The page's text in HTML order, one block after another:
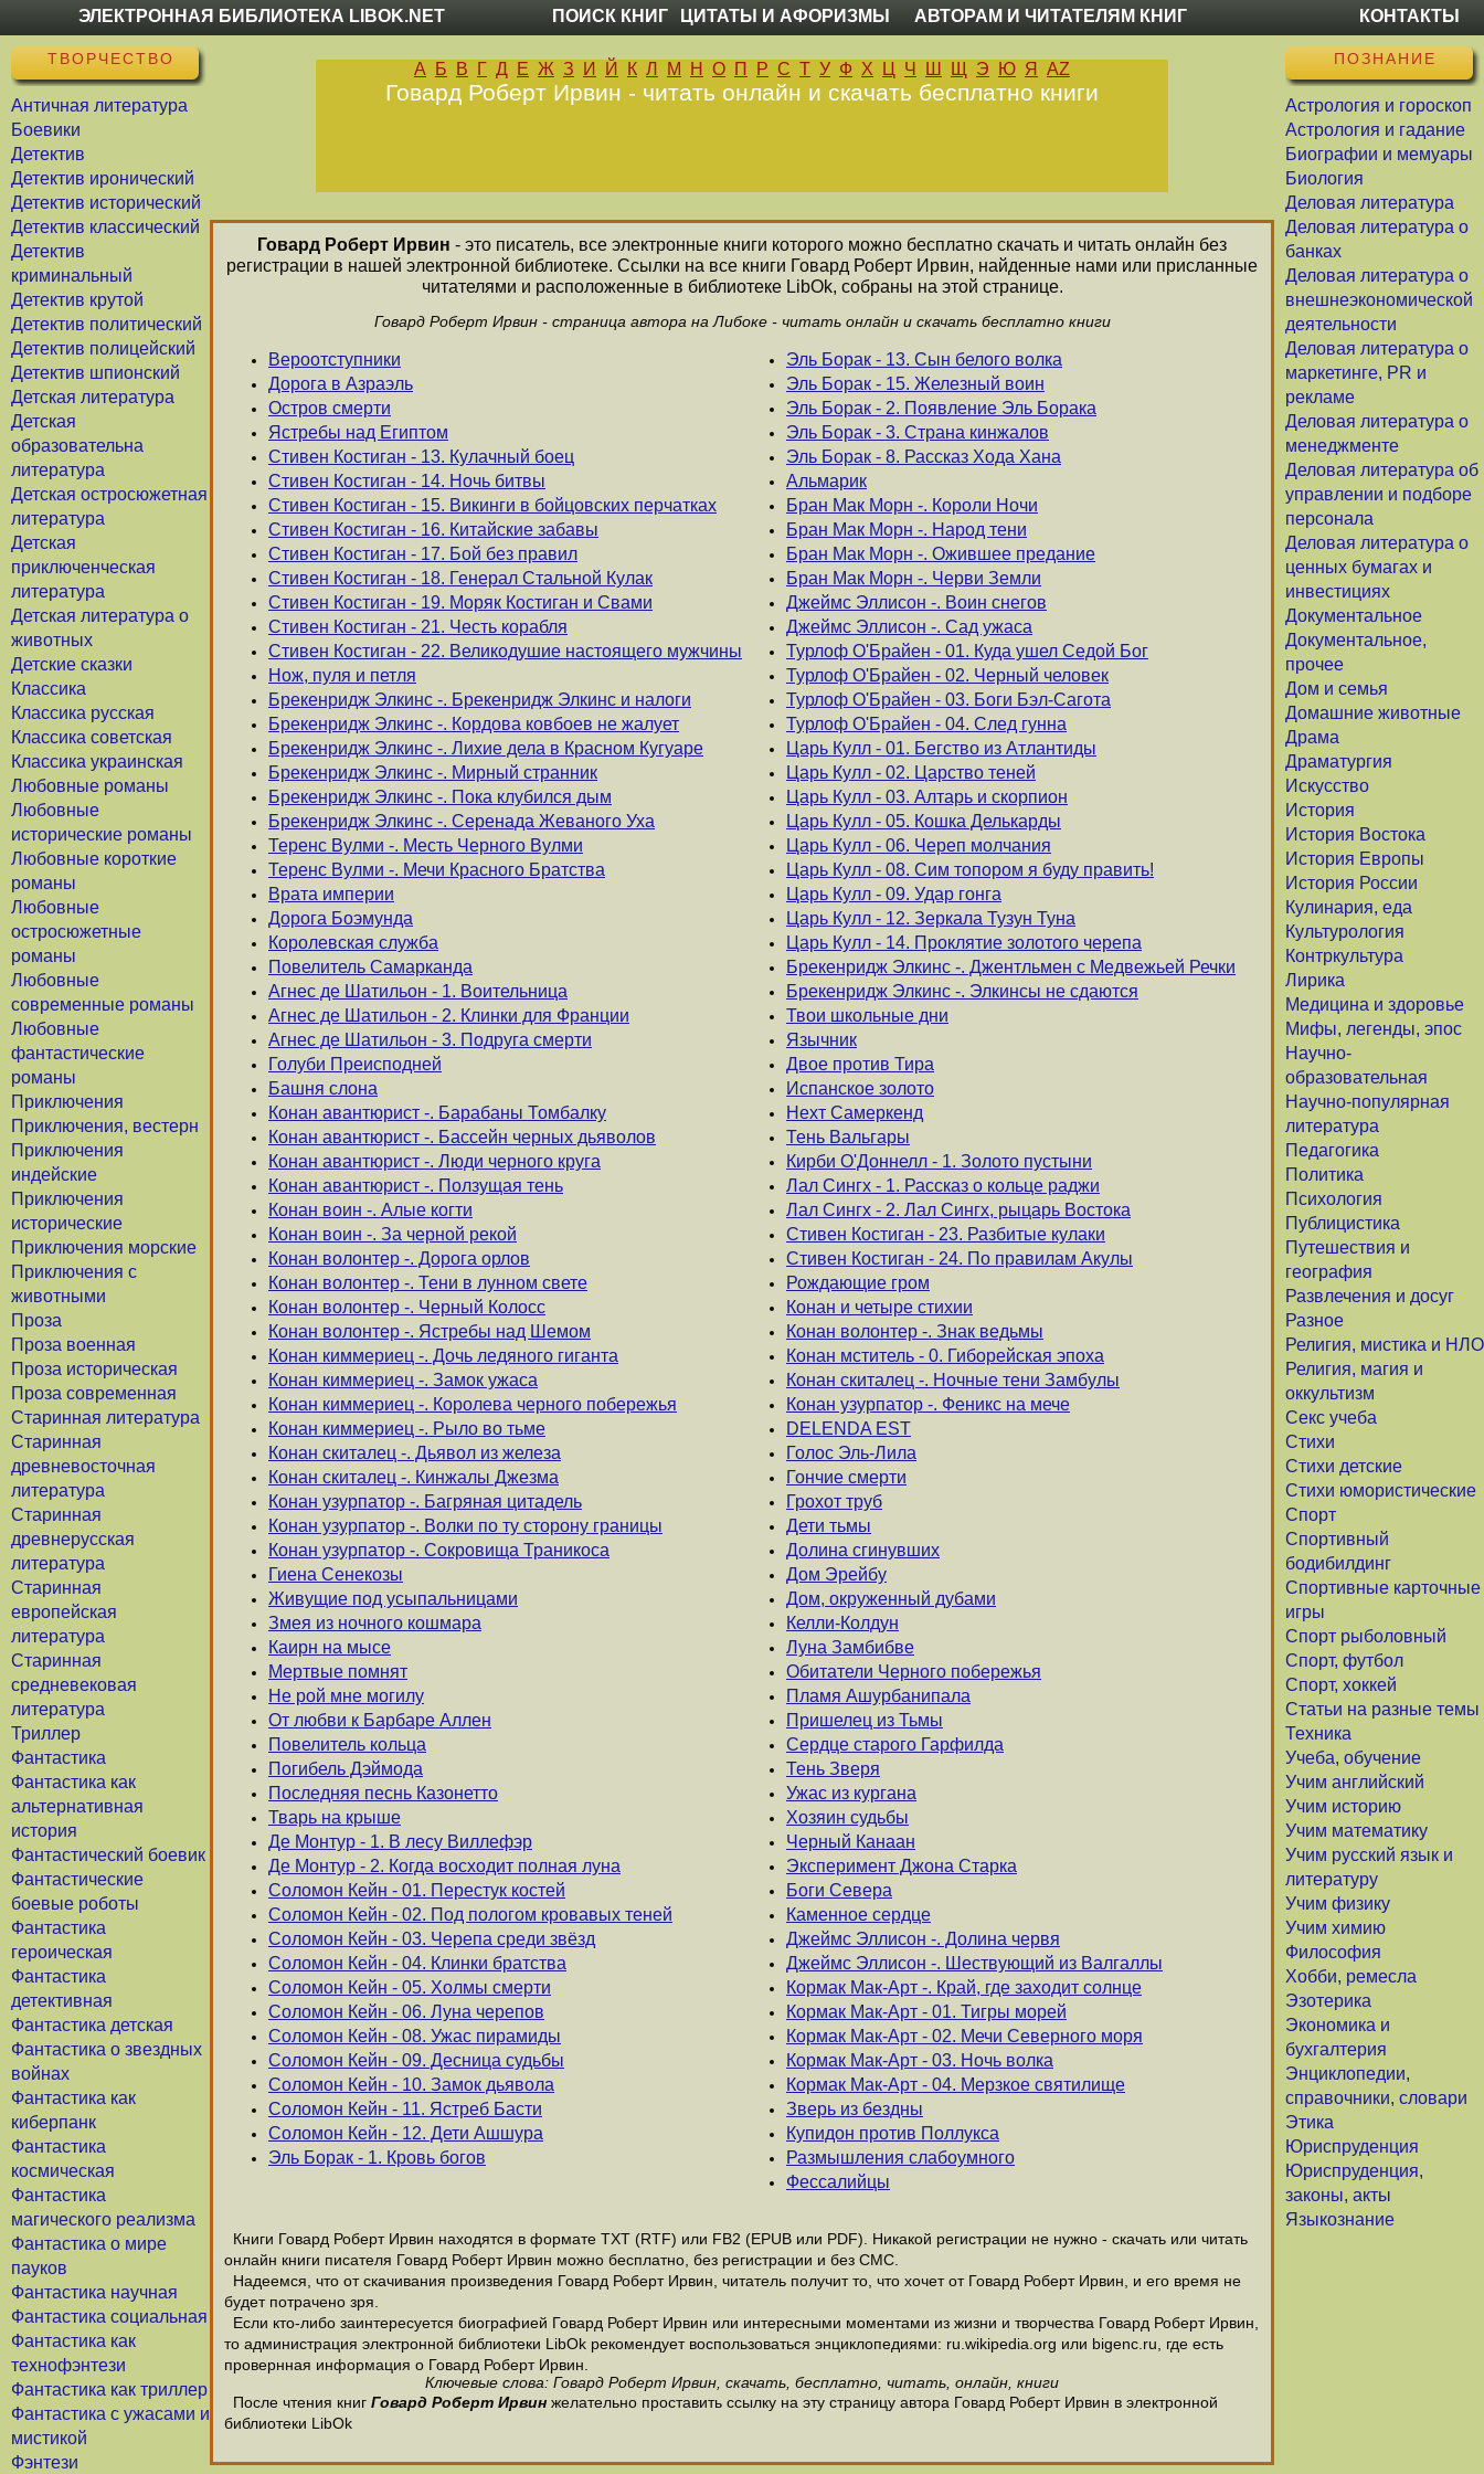
ЭЛЕКТРОННАЯ БИБЛИОТЕКА LIBOK.NET ПОИСК КНИГ ЦИТАТЫ И АФОРИЗМЫ АВТОРАМ И ЧИТАТЕЛЯМ КНИГ КОНТАКТЫ
ТВОРЧЕСТВО
Античная литература
Боевики
Детектив
Детектив иронический
Детектив исторический
Детектив классический
Детектив
криминальный
Детектив крутой
Детектив политический
Детектив полицейский
Детектив шпионский
Детская литература
Детская
образовательна
литература
Детская остросюжетная
литература
Детская
приключенческая
литература
Детская литература о
животных
Детские сказки
Классика
Классика русская
Классика советская
Классика украинская
Любовные романы
Любовные
исторические романы
Любовные короткие
романы
Любовные
остросюжетные
романы
Любовные
современные романы
Любовные
фантастические
романы
Приключения
Приключения, вестерн
Приключения
индейские
Приключения
исторические
Приключения морские
Приключения с
животными
Проза
Проза военная
Проза историческая
Проза современная
Старинная литература
Старинная
древневосточная
литература
Старинная
древнерусская
литература
Старинная
европейская
литература
Старинная
средневековая
литература
Триллер
Фантастика
Фантастика как
альтернативная
история
Фантастический боевик
Фантастические
боевые роботы
Фантастика
героическая
Фантастика
детективная
Фантастика детская
Фантастика о звездных
войнах
Фантастика как
киберпанк
Фантастика
космическая
Фантастика
магического реализма
Фантастика о мире
пауков
Фантастика научная
Фантастика социальная
Фантастика как
технофэнтези
Фантастика как триллер
Фантастика с ужасами и
мистикой
Фэнтези
ПОЗНАНИЕ
Астрология и гороскоп
Астрология и гадание
Биографии и мемуары
Биология
Деловая литература
Деловая литература о
банках
Деловая литература о
внешнеэкономической
деятельности
Деловая литература о
маркетинге, PR и
рекламе
Деловая литература о
менеджменте
Деловая литература об
управлении и подборе
персонала
Деловая литература о
ценных бумагах и
инвестициях
Документальное
Документальное,
прочее
Дом и семья
Домашние животные
Драма
Драматургия
Искусство
История
История Востока
История Европы
История России
Кулинария, еда
Культурология
Контркультура
Лирика
Медицина и здоровье
Мифы, легенды, эпос
Научно-
образовательная
Научно-популярная
литература
Педагогика
Политика
Психология
Публицистика
Путешествия и
география
Развлечения и досуг
Разное
Религия, мистика и НЛО
Религия, магия и
оккультизм
Секс учеба
Стихи
Стихи детские
Стихи юмористические
Спорт
Спортивный
бодибилдинг
Спортивные карточные
игры
Спорт рыболовный
Спорт, футбол
Спорт, хоккей
Статьи на разные темы
Техника
Учеба, обучение
Учим английский
Учим историю
Учим математику
Учим русский язык и
литературу
Учим физику
Учим химию
Философия
Хобби, ремесла
Эзотерика
Экономика и
бухгалтерия
Энциклопедии,
справочники, словари
Этика
Юриспруденция
Юриспруденция,
законы, акты
Языкознание
А Б В Г Д Е Ж З И Й К Л М Н О П Р С Т У Ф Х Ц Ч Ш Щ Э Ю Я AZ
Говард Роберт Ирвин - читать онлайн и скачать бесплатно книги
Говард Роберт Ирвин - это писатель, все электронные книги которого можно бесплатно скачать и читать онлайн без
регистрации в нашей электронной библиотеке. Ссылки на все книги Говард Роберт Ирвин, найденные нами или присланные
читателями и расположенные в библиотеке LibOk, собраны на этой странице.
Говард Роберт Ирвин - страница автора на Либоке - читать онлайн и скачать бесплатно книги
Вероотступники
Дорога в Азраэль
Остров смерти
Ястребы над Египтом
Стивен Костиган - 13. Кулачный боец
Стивен Костиган - 14. Ночь битвы
Стивен Костиган - 15. Викинги в бойцовских перчатках
Стивен Костиган - 16. Китайские забавы
Стивен Костиган - 17. Бой без правил
Стивен Костиган - 18. Генерал Стальной Кулак
Стивен Костиган - 19. Моряк Костиган и Свами
Стивен Костиган - 21. Честь корабля
Стивен Костиган - 22. Великодушие настоящего мужчины
Нож, пуля и петля
Брекенридж Элкинс -. Брекенридж Элкинс и налоги
Брекенридж Элкинс -. Кордова ковбоев не жалует
Брекенридж Элкинс -. Лихие дела в Красном Кугуаре
Брекенридж Элкинс -. Мирный странник
Брекенридж Элкинс -. Пока клубился дым
Брекенридж Элкинс -. Серенада Жеваного Уха
Теренс Вулми -. Месть Черного Вулми
Теренс Вулми -. Мечи Красного Братства
Врата империи
Дорога Боэмунда
Королевская служба
Повелитель Самарканда
Агнес де Шатильон - 1. Воительница
Агнес де Шатильон - 2. Клинки для Франции
Агнес де Шатильон - 3. Подруга смерти
Голуби Преисподней
Башня слона
Конан авантюрист -. Барабаны Томбалку
Конан авантюрист -. Бассейн черных дьяволов
Конан авантюрист -. Люди черного круга
Конан авантюрист -. Ползущая тень
Конан воин -. Алые когти
Конан воин -. За черной рекой
Конан волонтер -. Дорога орлов
Конан волонтер -. Тени в лунном свете
Конан волонтер -. Черный Колосс
Конан волонтер -. Ястребы над Шемом
Конан киммериец -. Дочь ледяного гиганта
Конан киммериец -. Замок ужаса
Конан киммериец -. Королева черного побережья
Конан киммериец -. Рыло во тьме
Конан скиталец -. Дьявол из железа
Конан скиталец -. Кинжалы Джезма
Конан узурпатор -. Багряная цитадель
Конан узурпатор -. Волки по ту сторону границы
Конан узурпатор -. Сокровища Траникоса
Гиена Сенекозы
Живущие под усыпальницами
Змея из ночного кошмара
Каирн на мысе
Мертвые помнят
Не рой мне могилу
От любви к Барбаре Аллен
Повелитель кольца
Погибель Дэймода
Последняя песнь Казонетто
Тварь на крыше
Де Монтур - 1. В лесу Виллефэр
Де Монтур - 2. Когда восходит полная луна
Соломон Кейн - 01. Перестук костей
Соломон Кейн - 02. Под пологом кровавых теней
Соломон Кейн - 03. Черепа среди звёзд
Соломон Кейн - 04. Клинки братства
Соломон Кейн - 05. Холмы смерти
Соломон Кейн - 06. Луна черепов
Соломон Кейн - 08. Ужас пирамиды
Соломон Кейн - 09. Десница судьбы
Соломон Кейн - 10. Замок дьявола
Соломон Кейн - 11. Ястреб Басти
Соломон Кейн - 12. Дети Ашшура
Эль Борак - 1. Кровь богов
Эль Борак - 13. Сын белого волка
Эль Борак - 15. Железный воин
Эль Борак - 2. Появление Эль Борака
Эль Борак - 3. Страна кинжалов
Эль Борак - 8. Рассказ Хода Хана
Альмарик
Бран Мак Морн -. Короли Ночи
Бран Мак Морн -. Народ тени
Бран Мак Морн -. Ожившее предание
Бран Мак Морн -. Черви Земли
Джеймс Эллисон -. Воин снегов
Джеймс Эллисон -. Сад ужаса
Турлоф О'Брайен - 01. Куда ушел Седой Бог
Турлоф О'Брайен - 02. Черный человек
Турлоф О'Брайен - 03. Боги Бэл-Сагота
Турлоф О'Брайен - 04. След гунна
Царь Кулл - 01. Бегство из Атлантиды
Царь Кулл - 02. Царство теней
Царь Кулл - 03. Алтарь и скорпион
Царь Кулл - 05. Кошка Делькарды
Царь Кулл - 06. Череп молчания
Царь Кулл - 08. Сим топором я буду править!
Царь Кулл - 09. Удар гонга
Царь Кулл - 12. Зеркала Тузун Туна
Царь Кулл - 14. Проклятие золотого черепа
Брекенридж Элкинс -. Джентльмен с Медвежьей Речки
Брекенридж Элкинс -. Элкинсы не сдаются
Твои школьные дни
Язычник
Двое против Тира
Испанское золото
Нехт Самеркенд
Тень Вальгары
Кирби О'Доннелл - 1. Золото пустыни
Лал Сингх - 1. Рассказ о кольце раджи
Лал Сингх - 2. Лал Сингх, рыцарь Востока
Стивен Костиган - 23. Разбитые кулаки
Стивен Костиган - 24. По правилам Акулы
Рождающие гром
Конан и четыре стихии
Конан волонтер -. Знак ведьмы
Конан мститель - 0. Гиборейская эпоха
Конан скиталец -. Ночные тени Замбулы
Конан узурпатор -. Феникс на мече
DELENDA EST
Голос Эль-Лила
Гончие смерти
Грохот труб
Дети тьмы
Долина сгинувших
Дом Эрейбу
Дом, окруженный дубами
Келли-Колдун
Луна Замбибве
Обитатели Черного побережья
Пламя Ашурбанипала
Пришелец из Тьмы
Сердце старого Гарфилда
Тень Зверя
Ужас из кургана
Хозяин судьбы
Черный Канаан
Эксперимент Джона Старка
Боги Севера
Каменное сердце
Джеймс Эллисон -. Долина червя
Джеймс Эллисон -. Шествующий из Валгаллы
Кормак Мак-Арт -. Край, где заходит солнце
Кормак Мак-Арт - 01. Тигры морей
Кормак Мак-Арт - 02. Мечи Северного моря
Кормак Мак-Арт - 03. Ночь волка
Кормак Мак-Арт - 04. Мерзкое святилище
Зверь из бездны
Купидон против Поллукса
Размышления слабоумного
Фессалийцы
Книги Говард Роберт Ирвин находятся в формате ТХТ (RTF) или FB2 (EPUB или PDF). Никакой регистрации не нужно - скачать или читать
онлайн книги писателя Говард Роберт Ирвин можно бесплатно, без регистрации и без СМС.
Надеемся, что от скачивания произведения Говард Роберт Ирвин, читатель получит то, что хочет от Говард Роберт Ирвин, и его время не
будет потрачено зря.
Если кто-либо заинтересуется биографией Говард Роберт Ирвин или интересными моментами из жизни и творчества Говард Роберт Ирвин,
то администрация электронной библиотеки LibOk рекомендует воспользоваться энциклопедиями: ru.wikipedia.org или bigenc.ru, где есть
провернная информация о Говард Роберт Ирвин.
Ключевые слова: Говард Роберт Ирвин, скачать, бесплатно, читать, онлайн, книги
После чтения книг Говард Роберт Ирвин желательно проставить ссылку на эту страницу автора Говард Роберт Ирвин в электронной
библиотеки LibOk